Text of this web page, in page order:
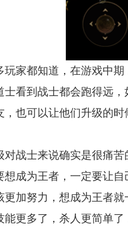
都知道，在游戏中期
士看到战士都会跑得远
，也可以让他们升级的时
士来说确实是很痛苦
想成为王者，一定要让
更加努力，想成为王者
能更多了，杀人更简单了